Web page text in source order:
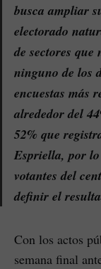
busca ampliar
electorado
de sectores
ninguno de los
encuestas más
alrededor del
52% que
Espriella, por
votantes del
definir el
Con los actos
semana final